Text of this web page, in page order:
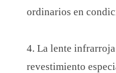
ordinarios en
4. La lente
revestimiento